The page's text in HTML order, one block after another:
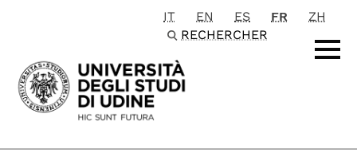
Passa al contenuto principale
IT EN ES FR
ZH
RECHERCHER